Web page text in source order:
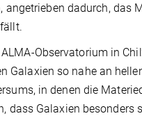
angetrieben dadurch, das
Observatorium in
Galaxien so nahe an
in denen die
Galaxien besonders